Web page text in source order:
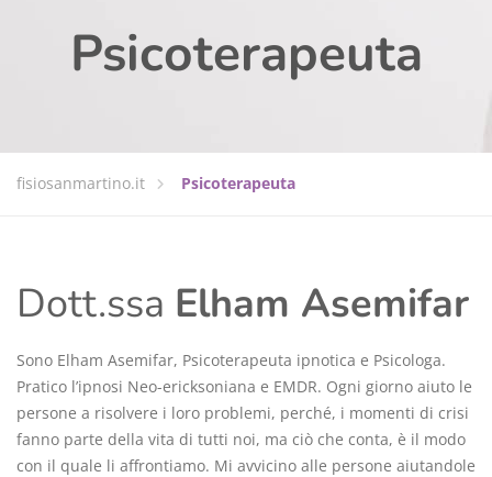
Psicoterapeuta
fisiosanmartino.it Psicoterapeuta
Dott.ssa Elham Asemifar
Sono Elham Asemifar, Psicoterapeuta ipnotica e Psicologa.
Pratico l’ipnosi Neo-ericksoniana e EMDR. Ogni giorno aiuto le
persone a risolvere i loro problemi, perché, i momenti di crisi
fanno parte della vita di tutti noi, ma ciò che conta, è il modo
con il quale li affrontiamo. Mi avvicino alle persone aiutandole